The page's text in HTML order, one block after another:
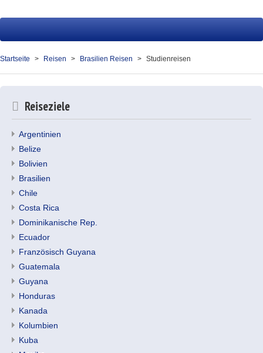
Service
Startseite Reisen Brasilien Reisen Studienreisen
Reiseziele
Argentinien
Belize
Bolivien
Brasilien
Chile
Costa Rica
Dominikanische Rep.
Ecuador
Französisch Guyana
Guatemala
Guyana
Honduras
Kanada
Kolumbien
Kuba